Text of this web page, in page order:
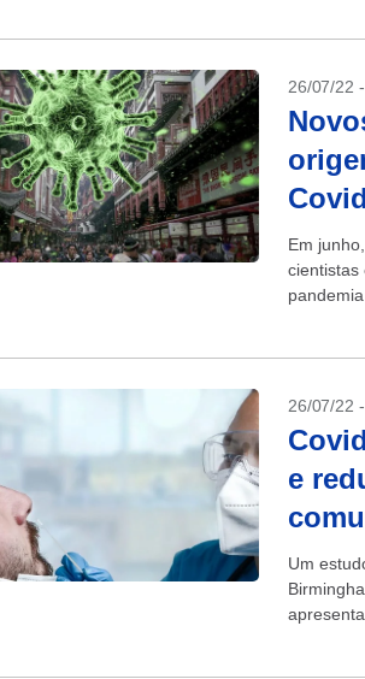
26/07/22
Em
cientistas
26/07/22
e
Um